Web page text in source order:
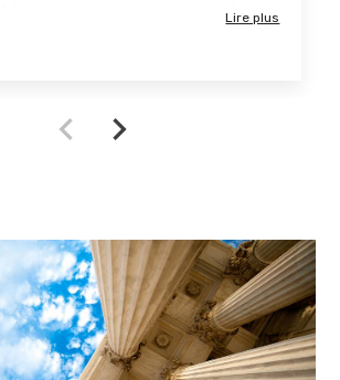
et à remercier votre équipe pour m'avoir
conseillé, défendu et faire valoir mes
Lire plus